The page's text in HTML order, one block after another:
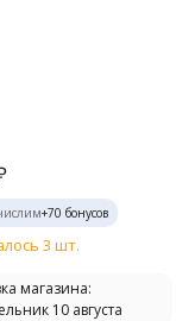
+70 бонусов
3 шт.
магазина:
10 августа